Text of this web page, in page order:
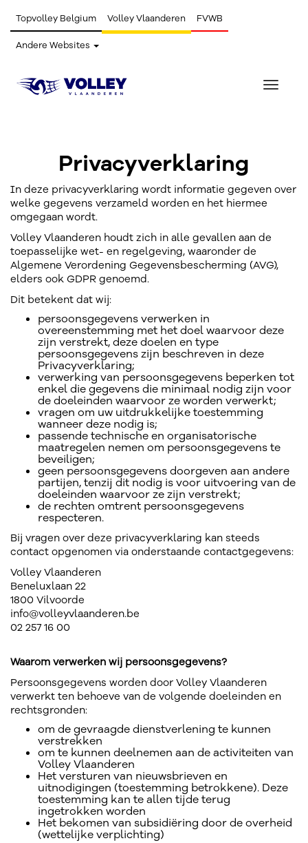
Topvolley Belgium Volley Vlaanderen FVWB
Andere Websites
Toggle
Privacyverklaring
In deze privacyverklaring wordt informatie gegeven over
welke gegevens verzameld worden en het hiermee
omgegaan wordt.
Volley Vlaanderen houdt zich in alle gevallen aan de
toepasselijke wet- en regelgeving, waaronder de
Algemene Verordening Gegevensbescherming (AVG),
elders ook GDPR genoemd.
Dit betekent dat wij:
persoonsgegevens verwerken in
overeenstemming met het doel waarvoor deze
zijn verstrekt, deze doelen en type
persoonsgegevens zijn beschreven in deze
Privacyverklaring;
verwerking van persoonsgegevens beperken tot
enkel die gegevens die minimaal nodig zijn voor
de doeleinden waarvoor ze worden verwerkt;
vragen om uw uitdrukkelijke toestemming
wanneer deze nodig is;
passende technische en organisatorische
maatregelen nemen om persoonsgegevens te
beveiligen;
geen persoonsgegevens doorgeven aan andere
partijen, tenzij dit nodig is voor uitvoering van de
doeleinden waarvoor ze zijn verstrekt;
de rechten omtrent persoonsgegevens
respecteren.
Bij vragen over deze privacyverklaring kan steeds
contact opgenomen via onderstaande contactgegevens:
Volley Vlaanderen
Beneluxlaan 22
1800 Vilvoorde
info@volleyvlaanderen.be
02 257 16 00
Waarom verwerken wij persoonsgegevens?
Persoonsgegevens worden door Volley Vlaanderen
verwerkt ten behoeve van de volgende doeleinden en
rechtsgronden:
om de gevraagde dienstverlening te kunnen
verstrekken
om te kunnen deelnemen aan de activiteiten van
Volley Vlaanderen
Het versturen van nieuwsbrieven en
uitnodigingen (toestemming betrokkene). Deze
toestemming kan te allen tijde terug
ingetrokken worden
Het bekomen van subsidiëring door de overheid
(wettelijke verplichting)